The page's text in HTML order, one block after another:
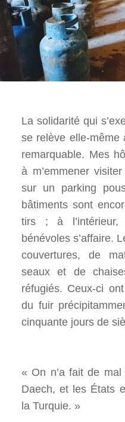
La solidarité qui
se relève elle-même
remarquable. Mes
à m’emmener
sur un parking
bâtiments sont
tirs ; à
bénévoles s’affaire.
couvertures, de
seaux et de
réfugiés. Ceux-ci
du fuir
cinquante jours de
« On n’a fait de
Daech, et les États
la Turquie. »